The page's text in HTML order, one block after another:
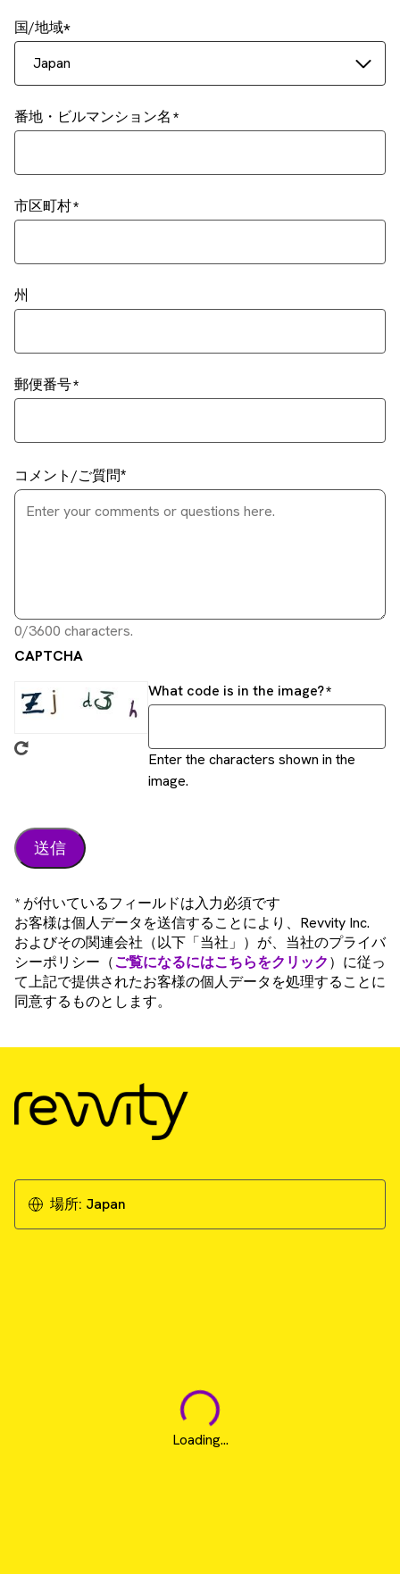
国/地域
Japan
番地・ビルマンション名
市区町村
州
郵便番号
コメント/ご質問
0/3600 characters.
CAPTCHA
What code is in the image?
Enter the characters shown in the
image.
* が付いているフィールドは入力必須です
お客様は個人データを送信することにより、Revvity Inc.
およびその関連会社（以下「当社」）が、当社のプライバ
シーポリシー（ご覧になるにはこちらをクリック）に従っ
て上記で提供されたお客様の個人データを処理することに
同意するものとします。
場所: Japan
Loading...